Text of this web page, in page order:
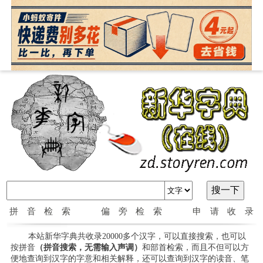
拼音检索 偏旁检索 申请收录
本站新华字典共收录20000多个汉字，可以直接搜索，也可以
按拼音（拼音搜索，无需输入声调） 和部首检索，而且不但可以方
便地查询到汉字的字意和相关解释，还可以查询到汉字的读音、笔